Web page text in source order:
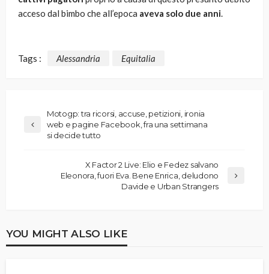
acceso dal bimbo che all’epoca aveva solo due anni.
Tags : Alessandria Equitalia
Motogp: tra ricorsi, accuse, petizioni, ironia
web e pagine Facebook, fra una settimana
si decide tutto
X Factor 2 Live: Elio e Fedez salvano
Eleonora, fuori Eva. Bene Enrica, deludono
Davide e Urban Strangers
YOU MIGHT ALSO LIKE